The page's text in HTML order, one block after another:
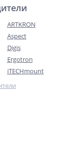
ARTKRON
Aspect
Digis
Ergotron
iTECHmount